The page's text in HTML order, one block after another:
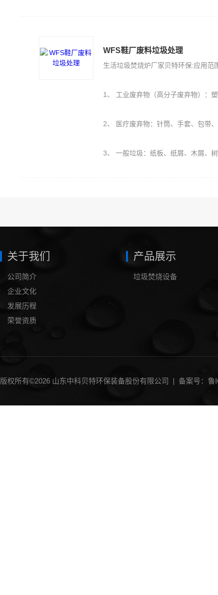
WFS鞋厂废料垃圾处理
生活垃圾焚烧炉厂家贝特环保:应用范
1、 工业废弃物（高分子废弃物）：塑料PE、PU、橡胶（轮胎）、保丽
2、 医疗废弃物：针筒、手套、包带
3、 一般垃圾：纸板、纸屑、木屑、
关于我们
公司简介
企业文化
发展历程
荣誉资质
产品展示
垃圾焚烧设备
版权所有©2026 山东中科贝特环保装备股份有限公司 | 备案号：鲁